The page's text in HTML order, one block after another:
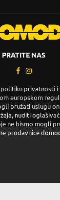
PRATITE NAS
© 2026. DOMOD.
Uslovi korištenja.
privatnosti
europskom
pružati uslugu
nuditi
ne bismo mogli
prodavnice